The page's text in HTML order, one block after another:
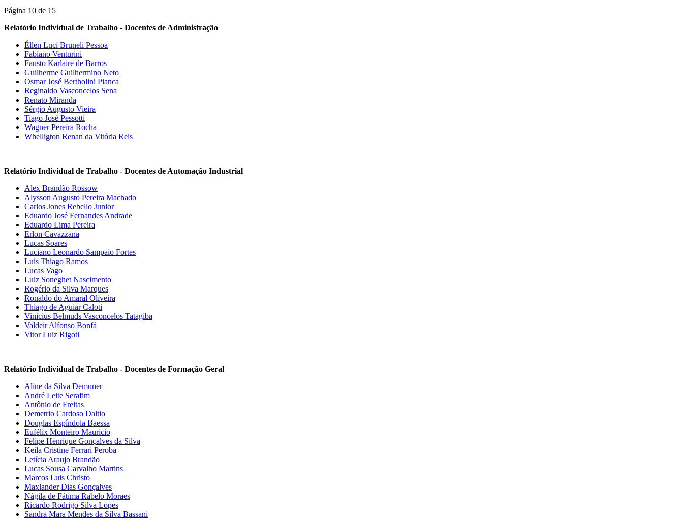
Página 10 de 15
Relatório Individual de Trabalho - Docentes de Administração
Éllen Luci Bruneli Pessoa
Fabiano Venturini
Fausto Karlaire de Barros
Guilherme Guilhermino Neto
Osmar José Bertholini Pianca
Reginaldo Vasconcelos Sena
Renato Miranda
Sérgio Augusto Vieira
Tiago José Pessotti
Wagner Pereira Rocha
Whelligton Renan da Vitória Reis
Relatório Individual de Trabalho - Docentes de Automação Industrial
Alex Brandão Rossow
Alysson Augusto Pereira Machado
Carlos Jones Rebello Junior
Eduardo José Fernandes Andrade
Eduardo Lima Pereira
Erlon Cavazzana
Lucas Soares
Luciano Leonardo Sampaio Fortes
Luis Thiago Ramos
Lucas Vago
Luiz Soneghet Nascimento
Rogério da Silva Marques
Ronaldo do Amaral Oliveira
Thiago de Aguiar Caloti
Vinicius Belmuds Vasconcelos Tatagiba
Valdeir Alfonso Bonfá
Vitor Luiz Rigoti
Relatório Individual de Trabalho - Docentes de Formação Geral
Aline da Silva Demuner
André Leite Serafim
Antônio de Freitas
Demetrio Cardoso Daltio
Douglas Espíndola Baessa
Eufélix Monteiro Mauricio
Felipe Henrique Gonçalves da Silva
Keila Cristine Ferrari Peroba
Letícia Araujo Brandão
Lucas Sousa Carvalho Martins
Marcos Luis Christo
Maxlander Dias Gonçalves
Nágila de Fátima Rabelo Moraes
Ricardo Rodrigo Silva Lopes
Sandra Mara Mendes da Silva Bassani